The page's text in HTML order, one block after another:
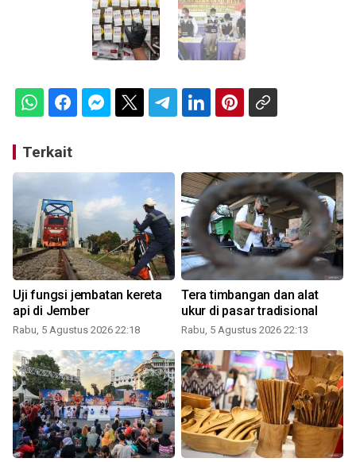
Terkait
Uji fungsi jembatan kereta
api di Jember
Rabu, 5 Agustus 2026 22:18
Tera timbangan dan alat
ukur di pasar tradisional
Rabu, 5 Agustus 2026 22:13